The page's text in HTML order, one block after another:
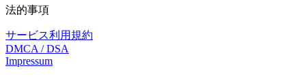
法的事項
サービス利用規約
DMCA / DSA
Impressum